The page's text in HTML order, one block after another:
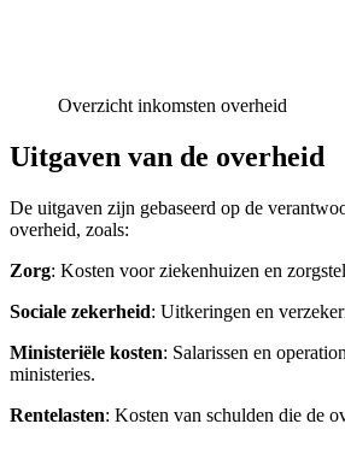
Overzicht inkomsten overheid
Uitgaven van de overheid
De uitgaven zijn gebaseerd op de
overheid, zoals:
Zorg: Kosten voor ziekenhuizen en
Sociale zekerheid: Uitkeringen en
Ministeriële kosten: Salarissen en
ministeries.
Rentelasten: Kosten van schulden die de